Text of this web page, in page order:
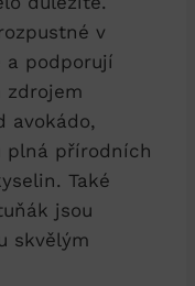
v
a podporují
zdrojem
avokádo,
plná přírodních
Také
jsou
skvělým